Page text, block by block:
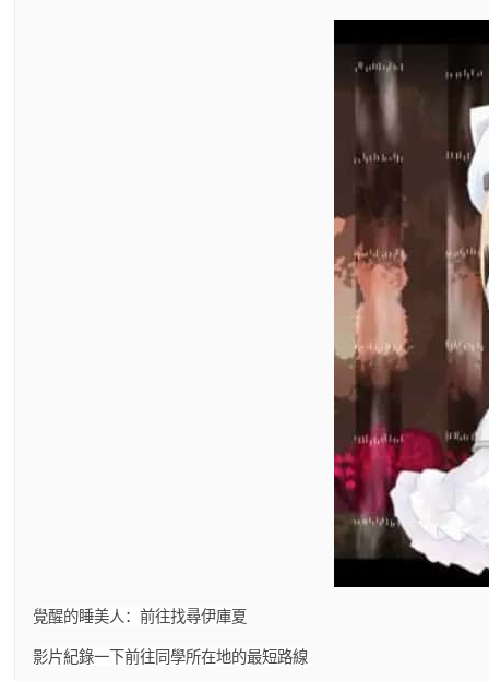
覺醒的睡美人：前往找尋伊庫夏
影片紀錄一下前往同學所在地的最短路線